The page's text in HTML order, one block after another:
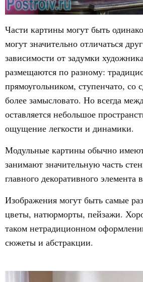
Части картины могут быть
могут значительно отличаться
зависимости от задумки
размещаются по разному:
прямоугольником, ступенчато, со
более замысловато. Но всегда
оставляется небольшое
ощущение легкости и динамики.
Модульные картины обычно
занимают значительную часть
главного декоративного элемента
Изображения могут быть самые
цветы, натюрморты, пейзажи.
таком нетрадиционном
сюжеты и абстракции.